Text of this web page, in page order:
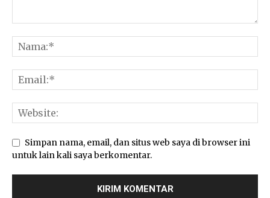
Simpan nama, email, dan situs web saya di browser ini
untuk lain kali saya berkomentar.